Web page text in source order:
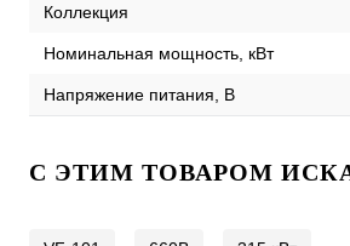
Коллекция
Номинальная мощность, кВт
Напряжение питания, В
C ЭТИМ ТОВАРОМ